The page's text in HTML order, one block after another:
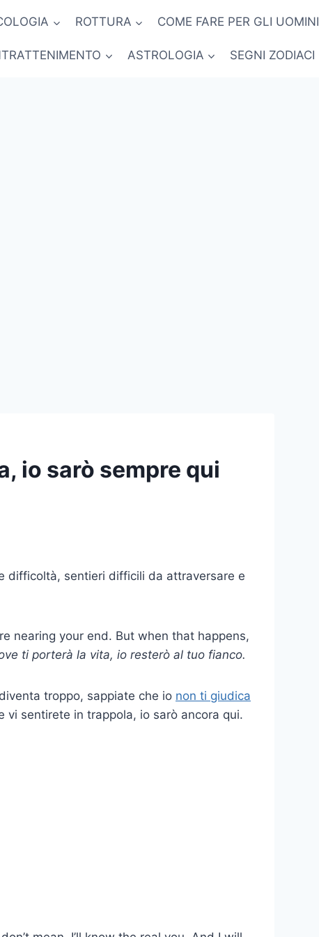
ROTTURA COME FARE PER GLI UOMINI
ASTROLOGIA SEGNI ZODIACI
io sarò sempre qui
difficoltà, sentieri difficili da attraversare e
nearing your end. But when that happens,
ti porterà la vita, io resterò al tuo fianco.
troppo, sappiate che io non ti giudica
sentirete in trappola, io sarò ancora qui.